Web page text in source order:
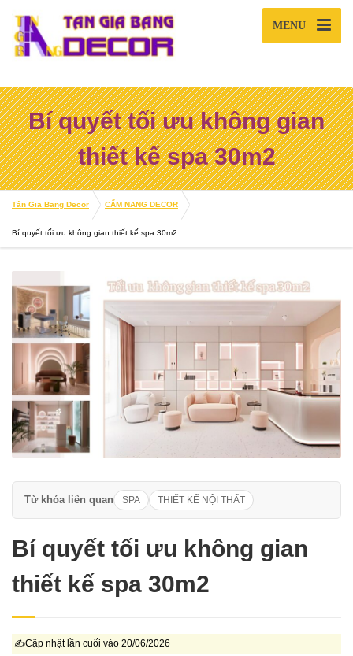
MENU
Bí quyết tối ưu không gian
thiết kế spa 30m2
Tân Gia Bang Decor CẨM NANG DECOR
Bí quyết tối ưu không gian thiết kế spa 30m2
Từ khóa liên quan SPA THIẾT KẾ NỘI THẤT
Bí quyết tối ưu không gian
thiết kế spa 30m2
✍Cập nhật lần cuối vào 20/06/2026